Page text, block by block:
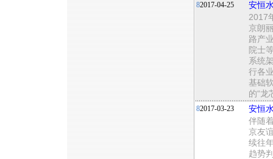
82017-04-25
安恒
2017
京朗
路产
院士
系统
行各
基础
的“龙
82017-03-23
安恒
伴随
京友
续往
趋势